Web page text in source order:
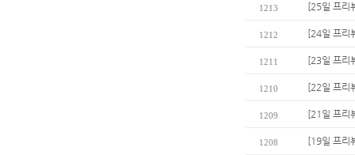
1213 [25일 프리
1212 [24일 프리
1211 [23일 프리
1210 [22일 프리
1209 [21일 프리
1208 [19일 프리